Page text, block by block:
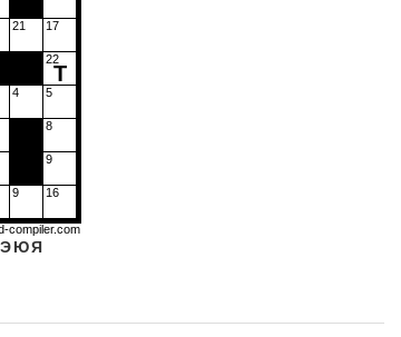
21 17
22
Т
4 5
8
9
9 16
Э ЮЯ
compiler.com